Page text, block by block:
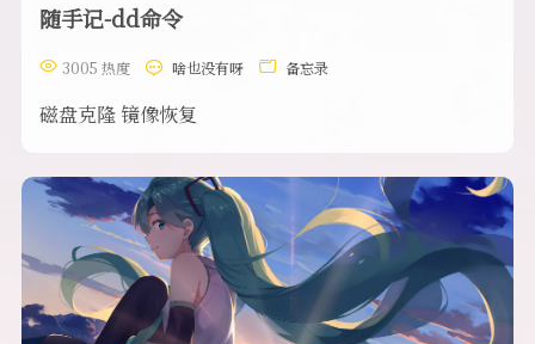
随手记-dd命令
3005 热度 啥也没有呀 备忘录
磁盘克隆 镜像恢复